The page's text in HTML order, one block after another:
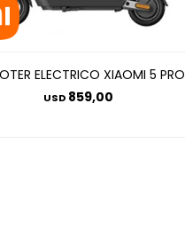
ELECTRICO XIAOMI 5 PRO
USD 859,00